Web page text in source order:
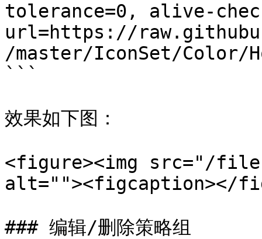
tolerance=0, alive-
url=https://
/master/IconSet/Color/
```
效果如下图：
<figure><img src="/files/
alt=""><figcaption></
### 编辑/删除策略组